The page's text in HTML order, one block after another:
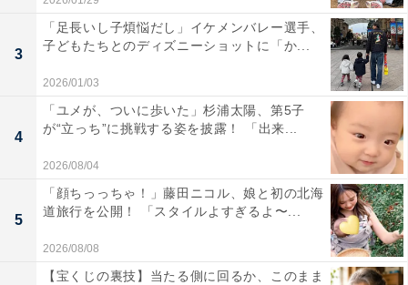
3
「足長いし子煩悩だし」イケメンバレー選手、
子どもたちとのディズニーショットに「か...
2026/01/03
4
「ユメが、ついに歩いた」杉浦太陽、第5子
が“立っち”に挑戦する姿を披露！ 「出来...
2026/08/04
5
「顔ちっっちゃ！」藤田ニコル、娘と初の北海
道旅行を公開！ 「スタイルよすぎるよ〜...
2026/08/08
【宝くじの裏技】当たる側に回るか、このまま